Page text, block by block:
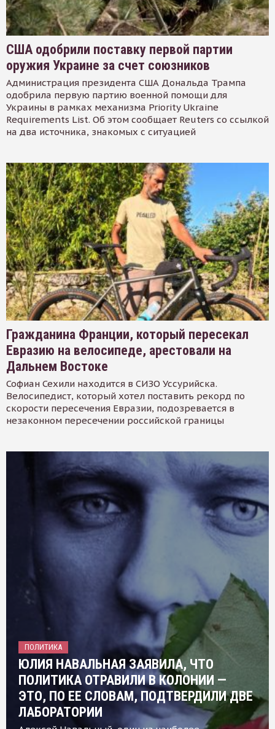
США одобрили поставку первой партии
оружия Украине за счет союзников
Администрация президента США Дональда Трампа
одобрила первую партию военной помощи для
Украины в рамках механизма Priority Ukraine
Requirements List. Об этом сообщает Reuters со ссылкой
на два источника, знакомых с ситуацией
Гражданина Франции, который пересекал
Евразию на велосипеде, арестовали на
Дальнем Востоке
Софиан Сехили находится в СИЗО Уссурийска.
Велосипедист, который хотел поставить рекорд по
скорости пересечения Евразии, подозревается в
незаконном пересечении российской границы
ПОЛИТИКА
ЮЛИЯ НАВАЛЬНАЯ ЗАЯВИЛА, ЧТО
ПОЛИТИКА ОТРАВИЛИ В КОЛОНИИ —
ЭТО, ПО ЕЕ СЛОВАМ, ПОДТВЕРДИЛИ ДВЕ
ЛАБОРАТОРИИ